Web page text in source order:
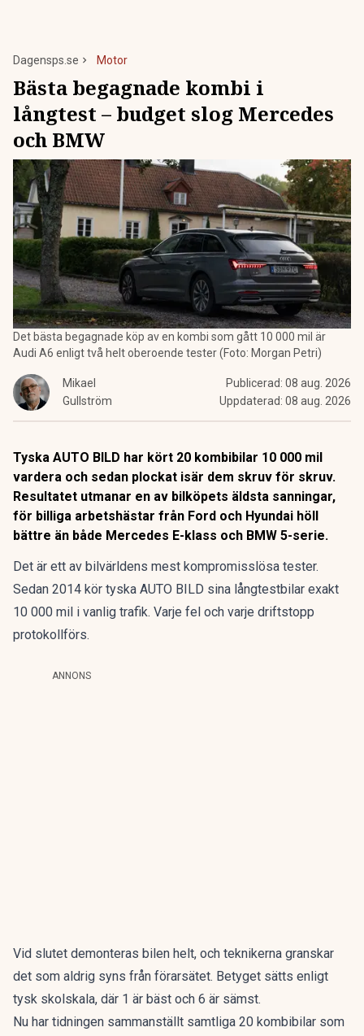
Dagensps.se Motor
Bästa begagnade kombi i
långtest – budget slog Mercedes
och BMW
Det bästa begagnade köp av en kombi som gått 10 000 mil är
Audi A6 enligt två helt oberoende tester (Foto: Morgan Petri)
Mikael
Gullström
Publicerad: 08 aug. 2026
Uppdaterad: 08 aug. 2026
Tyska AUTO BILD har kört 20 kombibilar 10 000 mil
vardera och sedan plockat isär dem skruv för skruv.
Resultatet utmanar en av bilköpets äldsta sanningar,
för billiga arbetshästar från Ford och Hyundai höll
bättre än både Mercedes E-klass och BMW 5-serie.
Det är ett av bilvärldens mest kompromisslösa tester.
Sedan 2014 kör tyska AUTO BILD sina långtestbilar exakt
10 000 mil i vanlig trafik. Varje fel och varje driftstopp
protokollförs.
ANNONS
Vid slutet demonteras bilen helt, och teknikerna granskar
det som aldrig syns från förarsätet. Betyget sätts enligt
tysk skolskala, där 1 är bäst och 6 är sämst.
Nu har tidningen sammanställt samtliga 20 kombibilar som